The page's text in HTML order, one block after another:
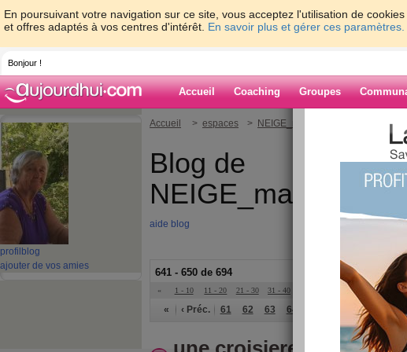
En poursuivant votre navigation sur ce site, vous acceptez l'utilisation de
et offres adaptés à vos centres d'intérêt. En savoir plus et gérer ces paramètres.
Bonjour !
Accueil Coaching Groupes
profil blog
ajouter de vos amies
Accueil > espaces > NEIGE_mamiequimoue
Blog de
aide blog
641 - 650 de 694
« 1 - 10 11 - 20 21 - 30 31 - 40 51 - 60 61 - 70 »
« ‹ Préc. 61 62 63 64 67 68 69